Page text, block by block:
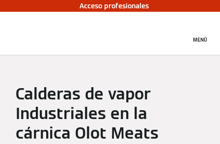
Acceso profesionales
MENÚ
Calderas de vapor
Industriales en la
cárnica Olot Meats